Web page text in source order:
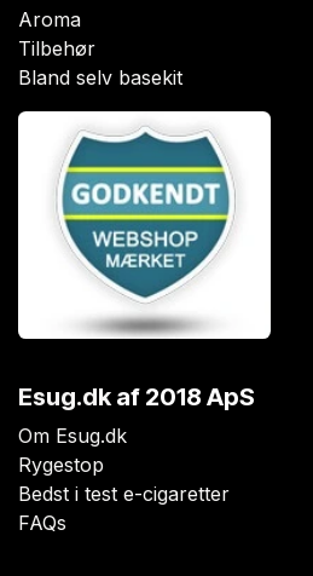
Aroma
Tilbehør
Bland selv basekit
Esug.dkaf 2018 ApS
Om Esug.dk
Rygestop
Bedst i test e-cigaretter
FAQs